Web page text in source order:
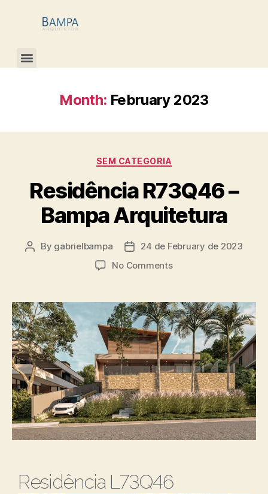
Month: February 2023
SEM CATEGORIA
Residência R73Q46 –
Bampa Arquitetura
By gabrielbampa
24 de February de 2023
No Comments
Residência L73Q46